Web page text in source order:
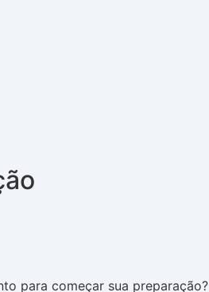
para começar sua preparação?